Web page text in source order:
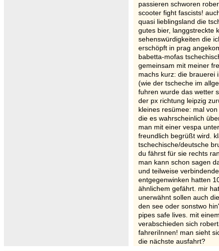
passieren schworen
scooter fight fascists!
quasi lieblingsland die
gutes bier, langgstreckte
sehenswürdigkeiten die
erschöpft in prag
babetta-mofas
gemeinsam mit meiner
machs kurz: die brauerei
(wie der tscheche im
fuhren wurde das wetter
der px richtung leipzig
kleines resümee: mal
die es wahrscheinlich
man mit einer vespa
freundlich begrüßt wird.
tschechische/deutsche
du fährst für sie rechts
man kann schon sagen
und teilweise
entgegenwinken hatten
ähnlichem gefährt. mir
unerwähnt sollen auch
den see oder sonstwo
pipes safe lives. mit
verabschieden sich
fahreriInnen! man sieht
die nächste ausfahrt?